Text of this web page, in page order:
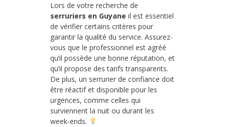
Lors de votre recherche de
serruriers en Guyane il est essentiel
de vérifier certains critères pour
garantir la qualité du service. Assurez-
vous que le professionnel est agréé
qu’il possède une bonne réputation, et
qu’il propose des tarifs transparents.
De plus, un serrurier de confiance doit
être réactif et disponible pour les
urgences, comme celles qui
surviennent la nuit ou durant les
week-ends.